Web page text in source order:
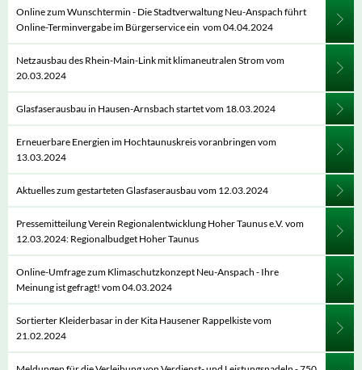
Online zum Wunschtermin - Die Stadtverwaltung Neu-Anspach führt
Online-Terminvergabe im Bürgerservice ein vom 04.04.2024
Netzausbau des Rhein-Main-Link mit klimaneutralen Strom vom
20.03.2024
Glasfaserausbau in Hausen-Arnsbach startet vom 18.03.2024
Erneuerbare Energien im Hochtaunuskreis voranbringen vom
13.03.2024
Aktuelles zum gestarteten Glasfaserausbau vom 12.03.2024
Pressemitteilung Verein Regionalentwicklung Hoher Taunus e.V. vom
12.03.2024: Regionalbudget Hoher Taunus
Online-Umfrage zum Klimaschutzkonzept Neu-Anspach - Ihre
Meinung ist gefragt! vom 04.03.2024
Sortierter Kleiderbasar in der Kita Hausener Rappelkiste vom
21.02.2024